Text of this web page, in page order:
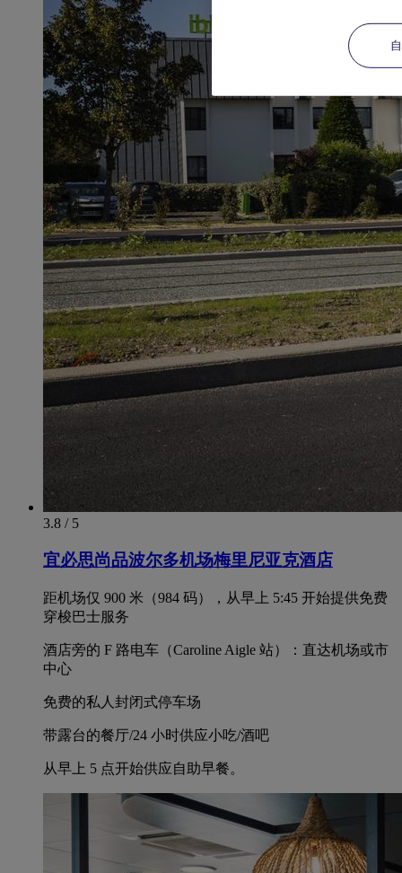
3.8 / 5
宜必思尚品波尔多机场梅里尼亚克酒店
距机场仅 900 米（984 码），从早上 5:45 开始提供免费
穿梭巴士服务
酒店旁的 F 路电车（Caroline Aigle 站）：直达机场或市
中心
免费的私人封闭式停车场
带露台的餐厅/24 小时供应小吃/酒吧
从早上 5 点开始供应自助早餐。